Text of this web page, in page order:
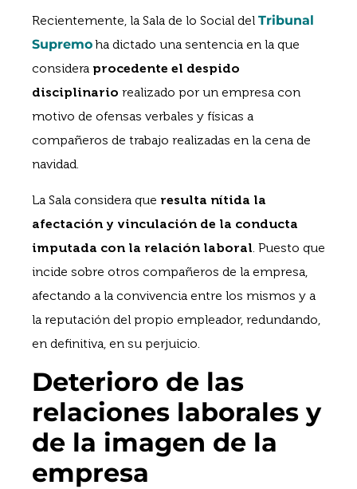
Recientemente, la Sala de lo Social del Tribunal
Supremoha dictado una sentencia en la que
considera procedente el despido
disciplinario realizado por un empresa con
motivo de ofensas verbales y físicas a
compañeros de trabajo realizadas en la cena de
navidad.
La Sala considera que resulta nítida la
afectación y vinculación de la conducta
imputada con la relación laboral . Puesto que
incide sobre otros compañeros de la empresa,
afectando a la convivencia entre los mismos y a
la reputación del propio empleador, redundando,
en definitiva, en su perjuicio.
Deterioro de las
relaciones laborales y
de la imagen de la
empresa